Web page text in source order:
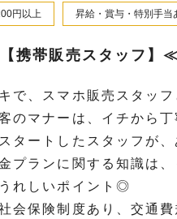
円以上 昇給・賞与・特別手当
携帯販売スタッフ
で、スマホ販売スタッ
のマナーは、イチから
タートしたスタッフが
プランに関する知識は
れしいポイント◎
会保険制度あり、交通